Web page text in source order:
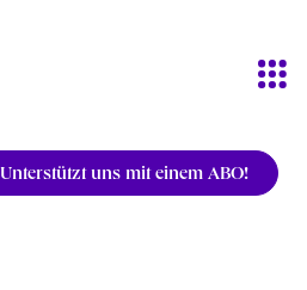
Unterstützt uns mit einem ABO!